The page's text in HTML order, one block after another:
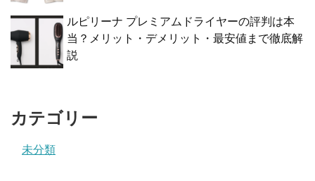
ルピリーナ プレミアムドライヤーの評判は本
当？メリット・デメリット・最安値まで徹底解
説
カテゴリー
未分類